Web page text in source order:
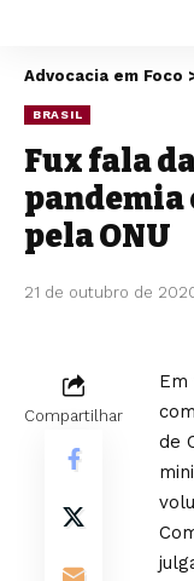
Advocacia em Foco
BRASIL
Fux fala
pandemia
pela ONU
21 de outubro de
Compartilhar
de